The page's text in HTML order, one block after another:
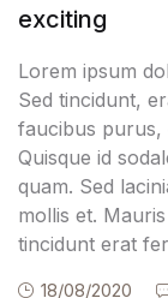
exciting
Lorem ipsum
Sed tincidunt,
faucibus purus,
Quisque id
quam. Sed
mollis et.
tincidunt erat
18/08/2020